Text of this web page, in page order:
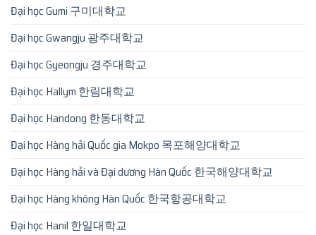
Đại học Gumi 구미대학교
Đại học Gwangju 광주대학교
Đại học Gyeongju 경주대학교
Đại học Hallym 한림대학교
Đại học Handong 한동대학교
Đại học Hàng hải Quốc gia Mokpo 목포해양대학교
Đại học Hàng hải và Đại dương Hàn Quốc 한국해양대학교
Đại học Hàng không Hàn Quốc 한국항공대학교
Đại học Hanil 한일대학교